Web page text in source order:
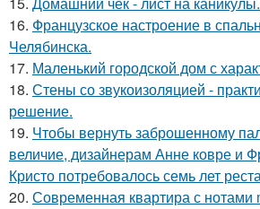
16. Французское настроение в
Челябинска.
17. Маленький городской дом с
18. Стены со звукоизоляцией -
решение.
19. Чтобы вернуть заброшенному
величие, дизайнерам Анне ковре и
Кристо потребовалось семь лет
20. Современная квартира с нотами